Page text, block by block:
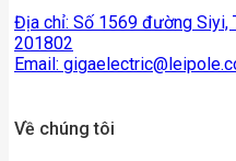
Địa chỉ: Số 1569 đường Siyi,
201802
Email:
Về chúng tôi